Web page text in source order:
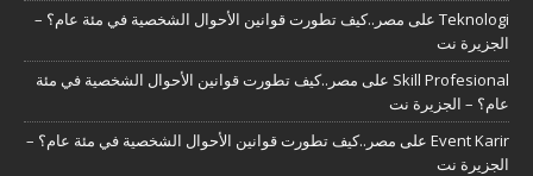
Teknologi على مصر..كيف تطورت قوانين الأحوال الشخصية في مئة عام؟ –
الجزيرة نت
Skill Profesional على مصر..كيف تطورت قوانين الأحوال الشخصية في مئة
عام؟ – الجزيرة نت
Event Karir على مصر..كيف تطورت قوانين الأحوال الشخصية في مئة عام؟ –
الجزيرة نت